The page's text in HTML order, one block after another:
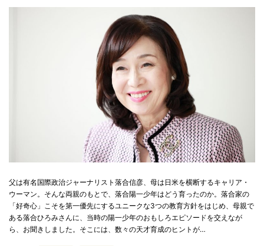
父は有名国際政治ジャーナリスト落合信彦、母は日米を横断するキャリア・
ウーマン。そんな両親のもとで、落合陽一少年はどう育ったのか。落合家の
「好奇心」こそを第一優先にするユニークな3つの教育方針をはじめ、母親で
ある落合ひろみさんに、当時の陽一少年のおもしろエピソードを交えなが
ら、お聞きしました。そこには、数々の天才育成のヒントが…